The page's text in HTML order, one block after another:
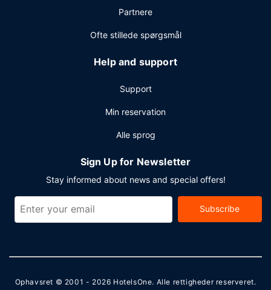
Partnere
Ofte stillede spørgsmål
Help and support
Support
Min reservation
Alle sprog
Sign Up for Newsletter
Stay informed about news and special offers!
Subscribe
Ophavsret © 2001 - 2026 HotelsOne. Alle rettigheder reserveret.